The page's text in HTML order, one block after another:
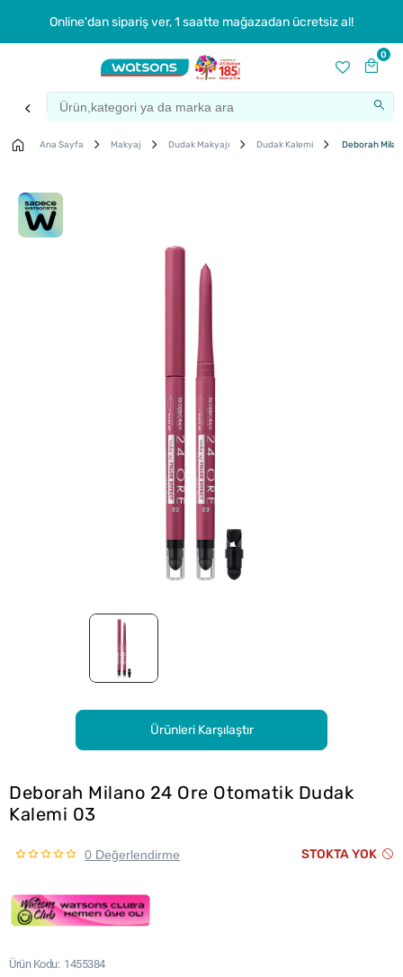
Online'dan sipariş ver, 1 saatte mağazadan ücretsiz al!
0
Ana Sayfa Makyaj Dudak Makyajı Dudak Kalemi Deborah
Ürünleri Karşılaştır
Deborah Milano 24 Ore Otomatik Dudak
Kalemi 03
0 Değerlendirme STOKTA YOK
Ürün Kodu 1455384